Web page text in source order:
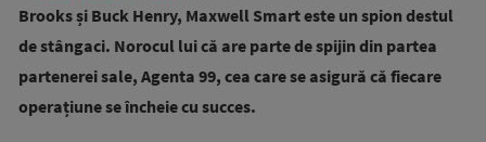
Brooks și Buck Henry, Maxwell Smart este un spion destul
de stângaci. Norocul lui că are parte de spijin din partea
partenerei sale, Agenta 99, cea care se asigură că fiecare
operațiune se încheie cu succes.